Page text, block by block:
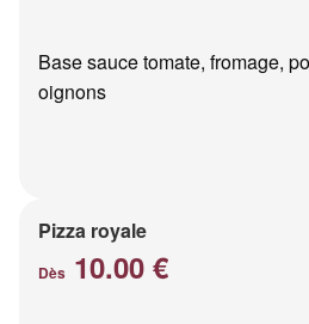
Base sauce tomate, fromage,
oignons
Pizza royale
Dès 10.00 €